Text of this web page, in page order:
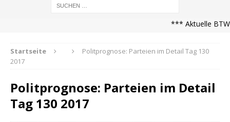
*** Aktuelle
Startseite
Politprognose: Parteien im Detail Tag 130
2017
Politprognose: Parteien im Detail
Tag 130 2017